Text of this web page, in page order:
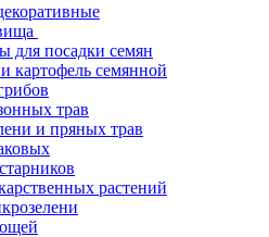
для посадки семян
картофель семянной
трав
и пряных трав
растений